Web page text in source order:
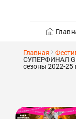
Главная
СУПЕРФИНАЛ
сезоны 2022-25